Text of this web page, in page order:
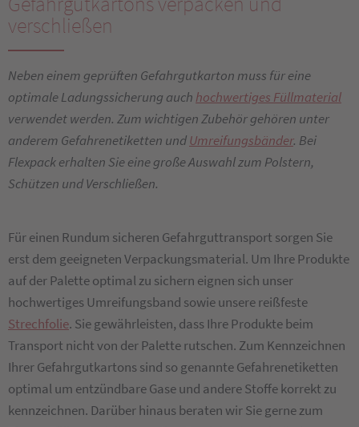
verschließen
Neben einem geprüften Gefahrgutkarton muss für eine
optimale Ladungssicherung auch hochwertiges Füllmaterial
verwendet werden. Zum wichtigen Zubehör gehören unter
anderem Gefahrenetiketten undUmreifungsbänder. Bei
Flexpack erhalten Sie eine große Auswahl zum Polstern,
Schützen und Verschließen.
Für einen Rundum sicheren Gefahrguttransport sorgen Sie
erst dem geeigneten Verpackungsmaterial. Um Ihre Produkte
auf der Palette optimal zu sichern eignen sich unser
hochwertiges Umreifungsband sowie unsere reißfeste
Strechfolie. Sie gewährleisten, dass Ihre Produkte beim
Transport nicht von der Palette rutschen. Zum Kennzeichnen
Ihrer Gefahrgutkartons sind so genannte Gefahrenetiketten
optimal um entzündbare Gase und andere Stoffe korrekt zu
kennzeichnen. Darüber hinaus beraten wir Sie gerne zum